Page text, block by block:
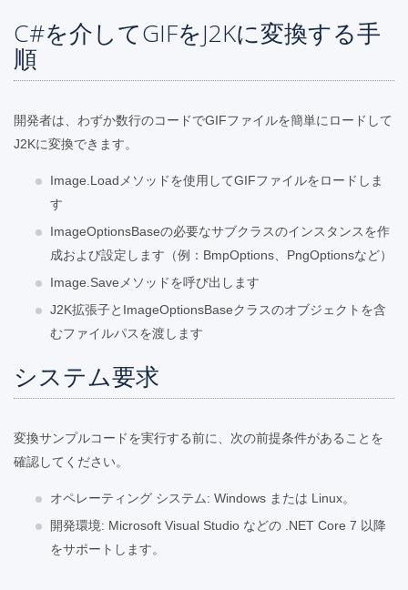
C#を介してGIFをJ2Kに変換する手
順
開発者は、わずか数行のコードでGIFファイルを簡単にロードして
J2Kに変換できます。
Image.Loadメソッドを使用してGIFファイルをロードしま
す
ImageOptionsBaseの必要なサブクラスのインスタンスを作
成および設定します（例：BmpOptions、PngOptionsなど）
Image.Saveメソッドを呼び出します
J2K拡張子とImageOptionsBaseクラスのオブジェクトを含
むファイルパスを渡します
システム要求
変換サンプルコードを実行する前に、次の前提条件があることを
確認してください。
オペレーティング システム: Windows または Linux。
開発環境: Microsoft Visual Studio などの .NET Core 7 以降
をサポートします。